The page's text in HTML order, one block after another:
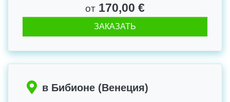
от 170,00 €
ЗАКАЗАТЬ
в Бибионе (Венеция)